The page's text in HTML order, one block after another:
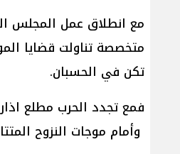
مع انطلاق عمل المجلس
متخصصة تناولت قضايا
تكن في الحسبان.
فمع تجدد الحرب مطلع
وأمام موجات النزوح